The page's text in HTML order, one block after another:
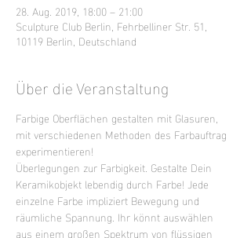
28. Aug. 2019, 18:00 – 21:00
Sculpture Club Berlin, Fehrbelliner Str. 51,
10119 Berlin, Deutschland
Über die Veranstaltung
Farbige Oberflächen gestalten mit Glasuren,
mit verschiedenen Methoden des Farbauftrag
experimentieren!
Überlegungen zur Farbigkeit. Gestalte Dein
Keramikobjekt lebendig durch Farbe! Jede
einzelne Farbe impliziert Bewegung und
räumliche Spannung. Ihr könnt auswählen
aus einem großen Spektrum von flüssigen